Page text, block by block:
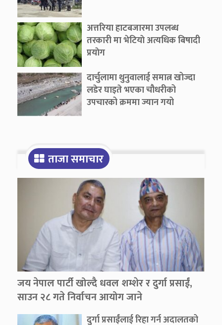
अत्तरिया हाटबजारमा उपलब्ध
तरकारी मा भेटियाे अत्यधिक बिषादी
प्रयाेग
दार्चुलामा थुनुवालाई समात्न खोज्दा
लडेर घाइते भएका चौधरीको
उपचारको क्रममा ज्यान गयो
ताजा समाचार
जय नेपाल पार्टी खोल्दै धवल शम्शेर र दुर्गा प्रसाईं,
साउन २८ गते निर्वाचन आयोग जाने
दुर्गा प्रसाईंलाई रिहा गर्न अदालतको